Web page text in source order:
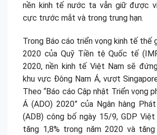
nền kinh tế nước ta vẫn giữ được
cực trước mắt và trong trung hạn.
Trong Báo cáo triển vọng kinh tế thế
2020 của Quỹ Tiền tệ Quốc tế
2020, nền kinh tế Việt Nam sẽ
khu vực Đông Nam Á, vượt
Theo “Báo cáo Cập nhật Triển vọng
Á (ADO) 2020” của Ngân hàng
(ADB) công bố ngày 15/9, GDP
tăng 1,8% trong năm 2020 và